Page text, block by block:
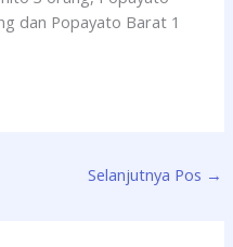
dan Popayato Barat 1
Selanjutnya Pos →